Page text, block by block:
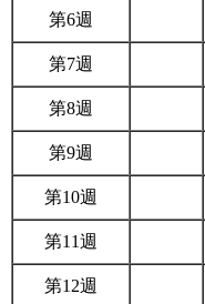
第6週
第7週
第8週
第9週
第10週
第11週
第12週